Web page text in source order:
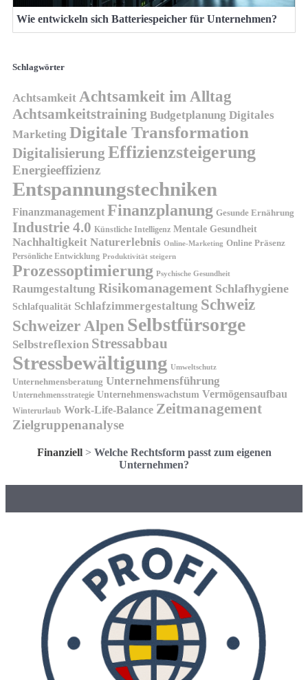
Wie entwickeln sich Batteriespeicher für Unternehmen?
Schlagwörter
Achtsamkeit Achtsamkeit im Alltag
Achtsamkeitstraining Budgetplanung Digitales
Marketing Digitale Transformation
Digitalisierung Effizienzsteigerung
Energieeffizienz
Entspannungstechniken
Finanzmanagement Finanzplanung Gesunde Ernährung
Industrie 4.0 Künstliche Intelligenz Mentale Gesundheit
Nachhaltigkeit Naturerlebnis Online-Marketing Online Präsenz
Persönliche Entwicklung Produktivität steigern
Prozessoptimierung Psychische Gesundheit
Raumgestaltung Risikomanagement Schlafhygiene
Schlafqualität Schlafzimmergestaltung Schweiz
Schweizer Alpen Selbstfürsorge
Selbstreflexion Stressabbau
Stressbewältigung Umweltschutz
Unternehmensberatung Unternehmensführung
Unternehmensstrategie Unternehmenswachstum Vermögensaufbau
Winterurlaub Work-Life-Balance Zeitmanagement
Zielgruppenanalyse
Finanziell> Welche Rechtsform passt zum eigenen
Unternehmen?